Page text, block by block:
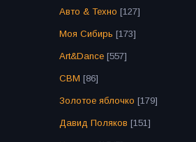
Авто & Техно [127]
Моя Сибирь [173]
Art&Dance [557]
СВМ [86]
Золотое яблочко [179]
Давид Поляков [151]